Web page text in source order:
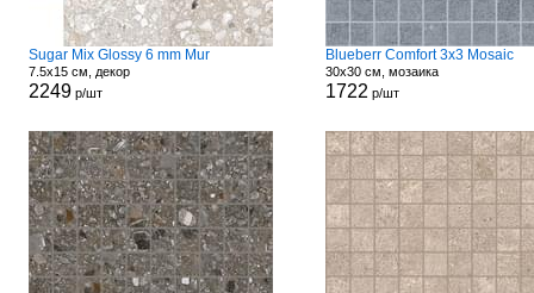
Sugar Mix Glossy 6 mm Mur
7.5x15 см, декор
2249р/шт
Blueberr Comfort 3x3 Mosaic
30x30 см, мозаика
1722 р/шт